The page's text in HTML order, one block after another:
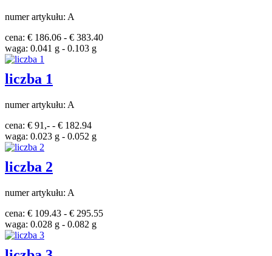
numer artykułu: A
cena: € 186.06 - € 383.40
waga: 0.041 g - 0.103 g
liczba 1
numer artykułu: A
cena: € 91,- - € 182.94
waga: 0.023 g - 0.052 g
liczba 2
numer artykułu: A
cena: € 109.43 - € 295.55
waga: 0.028 g - 0.082 g